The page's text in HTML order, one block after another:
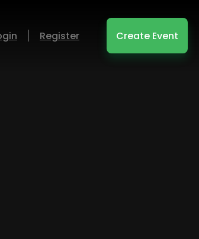
Register Create Event